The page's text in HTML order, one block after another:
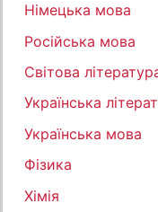
Німецька мова
Російська мова
Світова
Українська
Українська мова
Фізика
Хімія